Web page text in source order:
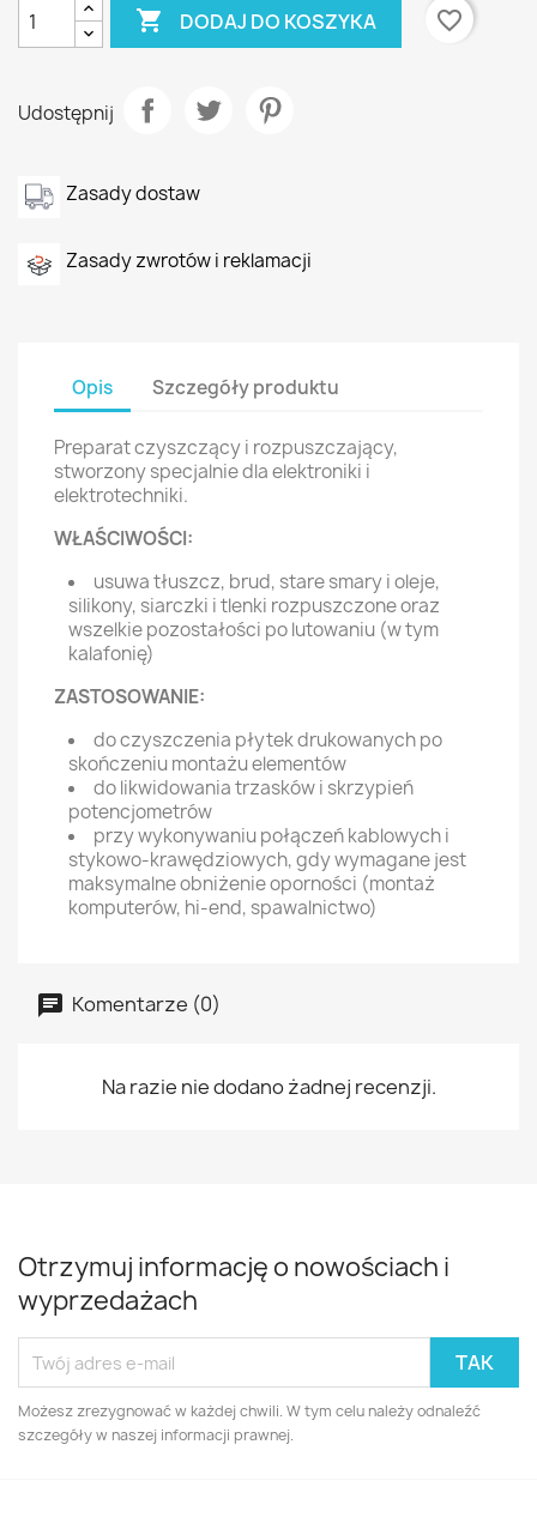
 DODAJ DO KOSZYKA favorite_border
Udostępnij
Zasady dostaw
Zasady zwrotów i reklamacji
Opis Szczegóły produktu
Preparat czyszczący i rozpuszczający,
stworzony specjalnie dla elektroniki i
elektrotechniki.
WŁAŚCIWOŚCI:
usuwa tłuszcz, brud, stare smary i oleje,
silikony, siarczki i tlenki rozpuszczone oraz
wszelkie pozostałości po lutowaniu (w tym
kalafonię)
ZASTOSOWANIE:
do czyszczenia płytek drukowanych po
skończeniu montażu elementów
do likwidowania trzasków i skrzypień
potencjometrów
przy wykonywaniu połączeń kablowych i
stykowo-krawędziowych, gdy wymagane jest
maksymalne obniżenie oporności (montaż
komputerów, hi-end, spawalnictwo)
Komentarze (0)
Na razie nie dodano żadnej recenzji.
Otrzymuj informację o nowościach i
wyprzedażach
Możesz zrezygnować w każdej chwili. W tym celu należy odnaleźć
szczegóły w naszej informacji prawnej.